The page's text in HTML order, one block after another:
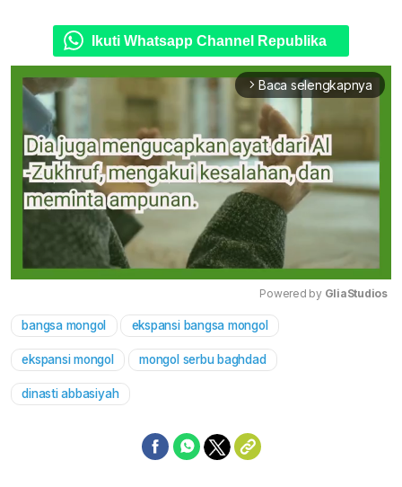
Ikuti Whatsapp Channel Republika
arrow_forward_ios Baca selengkapnya
Powered by GliaStudios
bangsa mongol ekspansi bangsa mongol
ekspansi mongol mongol serbu baghdad
dinasti abbasiyah